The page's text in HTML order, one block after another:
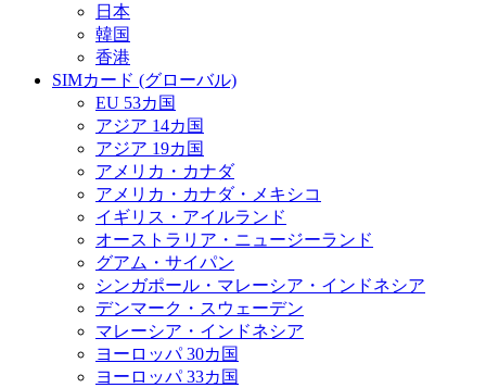
日本
韓国
香港
SIMカード (グローバル)
EU 53カ国
アジア 14カ国
アジア 19カ国
アメリカ・カナダ
アメリカ・カナダ・メキシコ
イギリス・アイルランド
オーストラリア・ニュージーランド
グアム・サイパン
シンガポール・マレーシア・インドネシア
デンマーク・スウェーデン
マレーシア・インドネシア
ヨーロッパ 30カ国
ヨーロッパ 33カ国